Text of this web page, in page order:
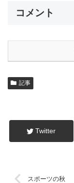
コメント
記事
Twitter
スポーツの秋